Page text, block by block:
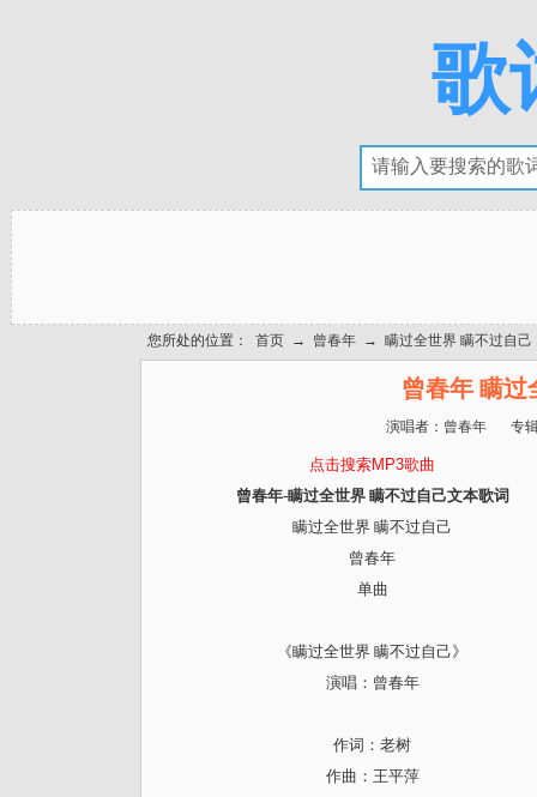
歌
您所处的位置： 首页 → 曾春年 → 瞒过全世界 瞒不过自己
曾春年 瞒过
演唱者： 曾春年 专
点击搜索MP3歌曲
曾春年-瞒过全世界 瞒不过自己文本歌词
瞒过全世界 瞒不过自己
曾春年
单曲
《瞒过全世界 瞒不过自己》
演唱：曾春年
作词：老树
作曲：王平萍